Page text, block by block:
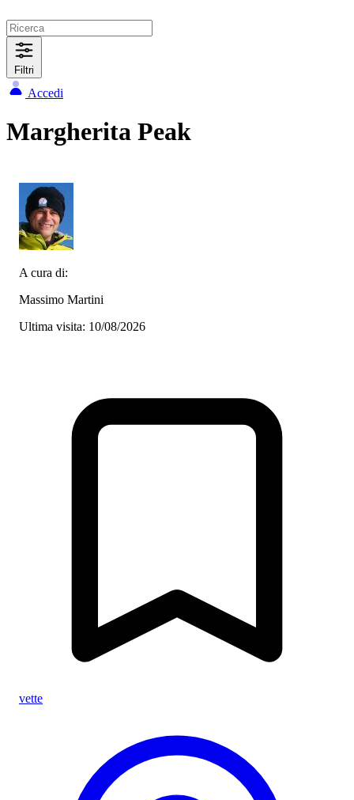
Filtri
Accedi
Margherita Peak
A cura di:
Massimo Martini
Ultima visita: 10/08/2026
vette